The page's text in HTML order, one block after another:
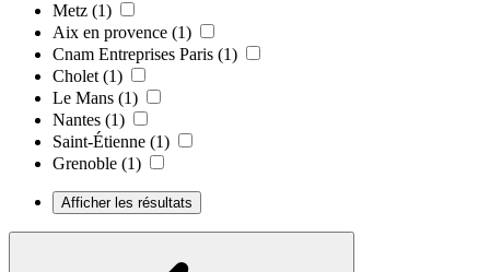
Metz (1)
Aix en provence (1)
Cnam Entreprises Paris (1)
Cholet (1)
Le Mans (1)
Nantes (1)
Saint-Étienne (1)
Grenoble (1)
Afficher les résultats